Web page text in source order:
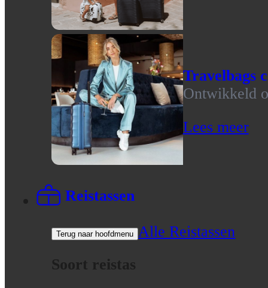
Travelbags
Ontwikkeld
Lees meer
Reistassen
Terug naar hoofdmenu
Alle Reistassen
Soort reistas